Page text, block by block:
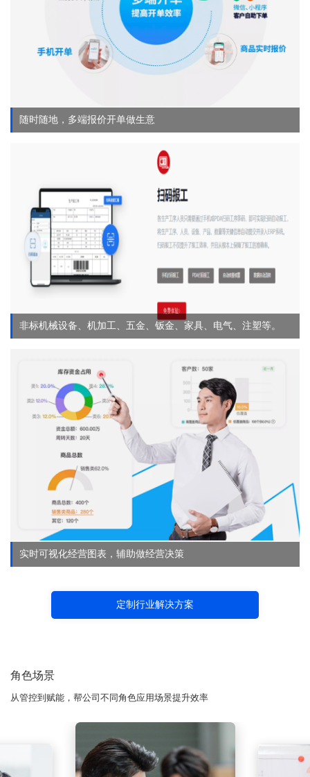
随时随地，多端报价开单做生意
非标机械设备、机加工、五金、钣金、家具、电气、注塑等。
实时可视化经营图表，辅助做经营决策
定制行业解决方案
角色场景
从管控到赋能，帮公司不同角色应用场景提升效率